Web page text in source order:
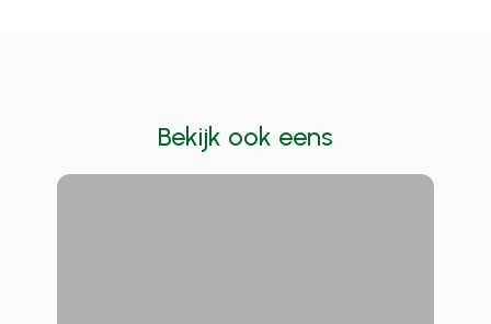
Bekijk ook eens